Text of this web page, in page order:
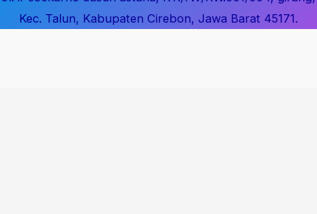
Kec. Talun, Kabupaten Cirebon, Jawa Barat 45171.